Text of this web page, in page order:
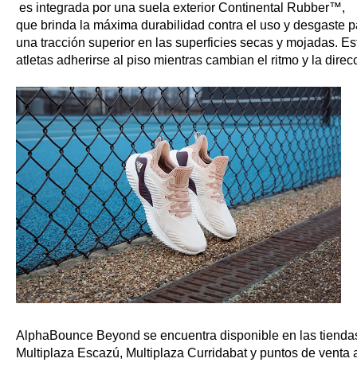
es integrada por una suela exterior Continental Rubber™,
que brinda la máxima durabilidad contra el uso y desgaste
una tracción superior en las superficies secas y mojadas.
atletas adherirse al piso mientras cambian el ritmo y la
AlphaBounce Beyond se encuentra disponible en las
Multiplaza Escazú, Multiplaza Curridabat y puntos de venta